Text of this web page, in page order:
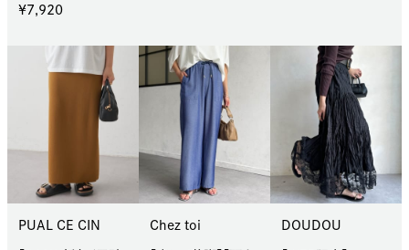
¥7,920
PUAL CE CIN Chez toi DOUDOU